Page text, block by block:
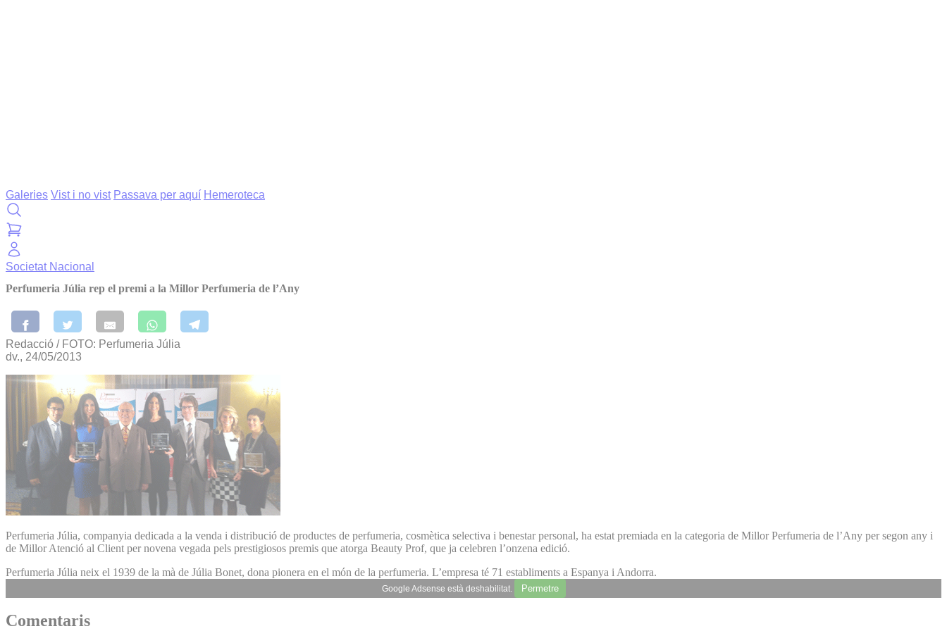
Galeries Vist i no vist Passava per aquí Hemeroteca
Societat Nacional
Perfumeria Júlia rep el premi a la Millor Perfumeria de l’Any
Redacció / FOTO: Perfumeria Júlia
dv., 24/05/2013
Perfumeria Júlia, companyia dedicada a la venda i distribució de productes de perfumeria, cosmètica selectiva i benestar personal, ha estat premiada en la categoria de Millor Perfumeria de l’Any per segon any i
de Millor Atenció al Client per novena vegada pels prestigiosos premis que atorga Beauty Prof, que ja celebren l’onzena edició.
Perfumeria Júlia neix el 1939 de la mà de Júlia Bonet, dona pionera en el món de la perfumeria. L’empresa té 71 establiments a Espanya i Andorra.
Google Adsense està deshabilitat. Permetre
Comentaris